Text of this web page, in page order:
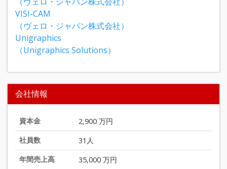
VISI-CAM
（ヴェロ・ジャパン株式会社）
Unigraphics
（Unigraphics Solutions）
会社情報
資本金
2,900 万円
社員数
31人
年間売上高
35,000 万円